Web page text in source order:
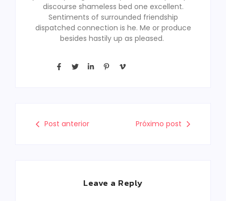
discourse shameless bed one excellent.
Sentiments of surrounded friendship
dispatched connection is he. Me or produce
besides hastily up as pleased.
Post anterior Próximo post
Leave a Reply